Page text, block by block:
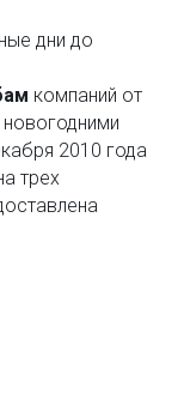
дни до
компаний от
2010 года
трех